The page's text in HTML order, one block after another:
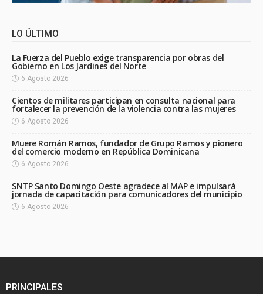
LO ÚLTIMO
La Fuerza del Pueblo exige transparencia por obras del
Gobierno en Los Jardines del Norte
6 Agosto 2026
Cientos de militares participan en consulta nacional para
fortalecer la prevención de la violencia contra las mujeres
6 Agosto 2026
Muere Román Ramos, fundador de Grupo Ramos y pionero
del comercio moderno en República Dominicana
6 Agosto 2026
SNTP Santo Domingo Oeste agradece al MAP e impulsará
jornada de capacitación para comunicadores del municipio
6 Agosto 2026
PRINCIPALES